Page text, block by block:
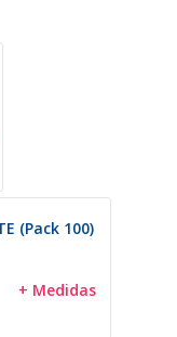
(Pack 100)
+ Medidas